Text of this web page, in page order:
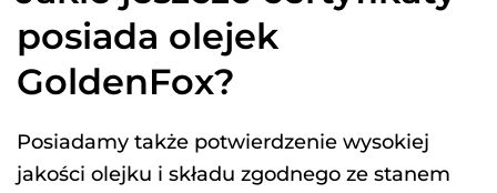
posiada olejek
GoldenFox?
Posiadamy także potwierdzenie wysokiej
jakości olejku i składu zgodnego ze stanem